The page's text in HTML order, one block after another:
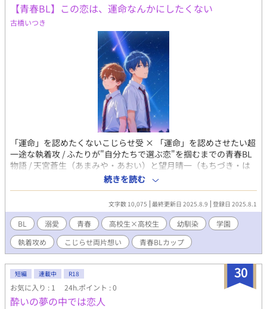
【青春BL】この恋は、運命なんかにしたくない
古橋いつき
「運命」を認めたくないこじらせ受 × 「運命」を認めさせたい超
一途な執着攻 / ふたりが"自分たちで選ぶ恋"を掴むまでの青春BL
物語 / 天宮蒼生（あまみや・あおい）と望月晴一（もちづき・は
るいち）は、七夕という同じ日に同じ病院で生まれ、幼稚園から
高校2年の今に至るまで一度もクラスが別れたことがない“幼なじ
み”だ。 両親同士も仲が良く、家は隣同士。誕生日も合同で祝う
のが当たり前。保育器からのお隣さんとあって、周囲からも、冗
談交じりに「運命のふたり」だと冷やかされてきた。 それでも、
アオイは信じていた。ずっと一緒の親友だってーーちょうど一年
前の七夕までは 「アオ、もういい加減認めて？ これが運命だっ
てーー」 「そんなものに支配されたくないーーハルのそれは恋じ
ゃなくて、刷り込みなんだよ」 “誰かに決められた関係”じゃない
気持ちを信じたくて、すれ違い続けるふたりの関係 ※青春BLカッ
プにチャンレジしますので、よければ応援お願いします！
続きを読む
文字数 10,075 最終更新日 2025.8.9 登録日 2025.8.1
BL 溺愛 青春 高校生×高校生 幼馴染
学園
執着攻め
こじらせ両片想い 青春BLカップ​
30
短編 連載中 R18
お気に入り : 1 24h.ポイント : 0
酔いの夢の中では恋人